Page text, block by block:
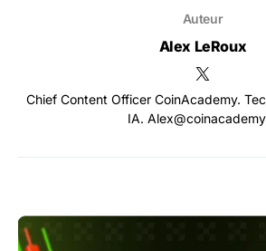
Auteur
Alex LeRoux
Chief Content Officer CoinAcademy.
IA.